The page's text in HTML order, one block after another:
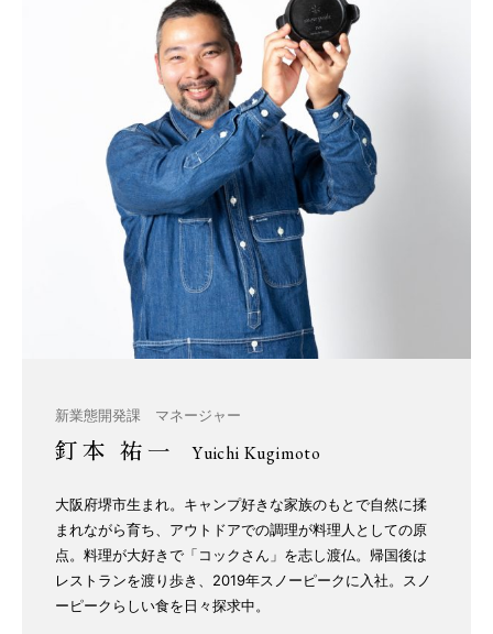
新業態開発課 マネージャー
釘本 祐一 Yuichi Kugimoto
大阪府堺市生まれ。キャンプ好きな家族のもとで自然に揉
まれながら育ち、アウトドアでの調理が料理人としての原
点。料理が大好きで「コックさん」を志し渡仏。帰国後は
レストランを渡り歩き、2019年スノーピークに入社。スノ
ーピークらしい食を日々探求中。